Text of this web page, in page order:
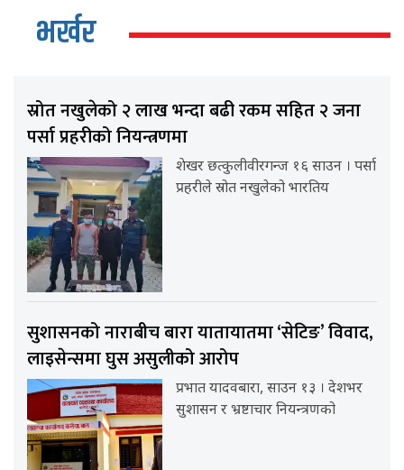
भर्खर
स्रोत नखुलेको २ लाख भन्दा बढी रकम सहित २ जना
पर्सा प्रहरीको नियन्त्रणमा
शेखर छत्कुलीवीरगन्ज १६ साउन । पर्सा
प्रहरीले स्रोत नखुलेको भारतिय
सुशासनको नाराबीच बारा यातायातमा ‘सेटिङ’ विवाद,
लाइसेन्समा घुस असुलीको आरोप
प्रभात यादवबारा, साउन १३ । देशभर
सुशासन र भ्रष्टाचार नियन्त्रणको